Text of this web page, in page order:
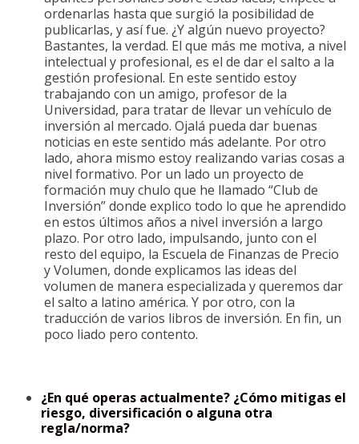
ordenarlas hasta que surgió la posibilidad de
publicarlas, y así fue. ¿Y algún nuevo proyecto?
Bastantes, la verdad. El que más me motiva, a nivel
intelectual y profesional, es el de dar el salto a la
gestión profesional. En este sentido estoy
trabajando con un amigo, profesor de la
Universidad, para tratar de llevar un vehículo de
inversión al mercado. Ojalá pueda dar buenas
noticias en este sentido más adelante. Por otro
lado, ahora mismo estoy realizando varias cosas a
nivel formativo. Por un lado un proyecto de
formación muy chulo que he llamado “Club de
Inversión” donde explico todo lo que he aprendido
en estos últimos años a nivel inversión a largo
plazo. Por otro lado, impulsando, junto con el
resto del equipo, la Escuela de Finanzas de Precio
y Volumen, donde explicamos las ideas del
volumen de manera especializada y queremos dar
el salto a latino américa. Y por otro, con la
traducción de varios libros de inversión. En fin, un
poco liado pero contento.
¿En qué operas actualmente? ¿Cómo mitigas el
riesgo, diversificación o alguna otra
regla/norma?